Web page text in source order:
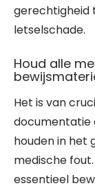
gerechtigheid
letselschade.
Houd alle
Het is van
documentatie
houden in het
medische
essentieel